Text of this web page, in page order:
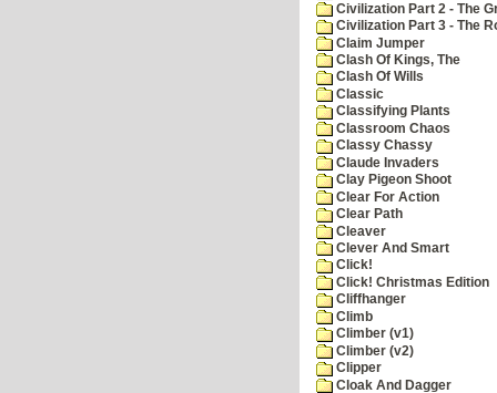
Civilization Part 2 - The
Civilization Part 3 - The
Claim Jumper
Clash Of Kings, The
Clash Of Wills
Classic
Classifying Plants
Classroom Chaos
Classy Chassy
Claude Invaders
Clay Pigeon Shoot
Clear For Action
Clear Path
Cleaver
Clever And Smart
Click!
Click! Christmas Edition
Cliffhanger
Climb
Climber (v1)
Climber (v2)
Clipper
Cloak And Dagger